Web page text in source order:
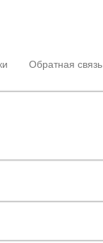
Обратная связь